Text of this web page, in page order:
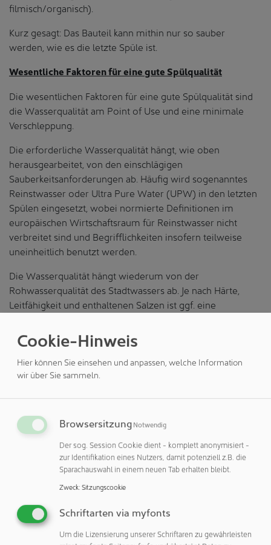
filmisch/organisch).
Kurz gesagt: Das Bauteil kann mithin nur so sauber
werden, wie es die letzte Spüle ist.
Wesentliche Faktoren für eine gute Spülqualität
Die wesentlichen Faktoren für eine gute Spülqualität sind
die Wasserqualität am Point of Use und eine minimale
Verschleppung.
Die erforderliche Wasserqualität hängt, wie oben
herausgearbeitet, von den einschlägigen
Sauberkeitsanforderungen ab. Häufig wird sogenanntes
Reinstwasser oder Ultra Pure Water (UPW) in den letzten
Spülen eingesetzt, wobei normierte Definitionen im
europäischen Wirtschaftsraum für Reinstwasser nicht
verbreitet sind und Begrifflichkeiten insofern teilweise
uneinheitlich benutzt werden.
Die Wasserqualität hängt wiederum von der
Rohwasserqualität des Stadtwassers ab. Je nach Härte,
Leitfähigkeit und enthaltenen Salzen ist ggf. eine
Partikelfiltration, eine Entmanganung oder eine Enteisung
erforderlich.
Anschließend wird in der Regel in einer Umkehr-Osmose
Permeat (salzarm) vom Konzentrat getrennt.
Für sehr hohe Anforderungen folgt oft eine weitere
Behandlung über Mischbett-Ionenaustauscher oder
alternativ eine Elektrodeionisation (EDI), die kontinuierlich
ohne Regenerationschemikalien arbeitet. Je nach
Anforderung werden zusätzliche Stufen wie eine UV-
Entgasung ergänzt.
Die Wasserqualität wird schließlich über Parameter wie
Cookie-Hinweis
Hier können Sie einsehen und anpassen, welche Information
wir über Sie sammeln.
Browsersitzung Notwendig
Der sog. Session Cookie dient - komplett anonymisiert -
zur Identifikation eines Nutzers, damit potenziell z.B. die
Sparachauswahl in einem neuen Tab erhalten bleibt.
Zweck: Sitzungscookie
Schriftarten via myfonts
Um die Lizensierung unserer Schriftaren zu gewährleisten